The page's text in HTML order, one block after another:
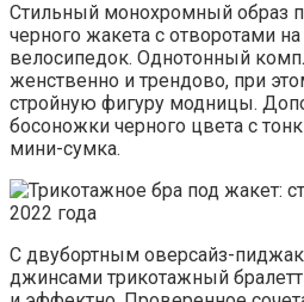
Стильный монохромный образ
черного жакета с отворотами
велосипедок. Однотонный
женственно и трендово, при
стройную фигуру модницы.
босоножки черного цвета с
мини-сумка.
С двубортным оверсайз-
джинсами трикотажный